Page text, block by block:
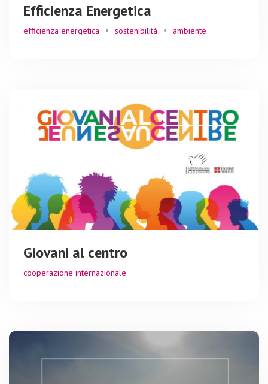
Efficienza Energetica
efficienza energetica sostenibilità ambiente
Giovani al centro
cooperazione internazionale